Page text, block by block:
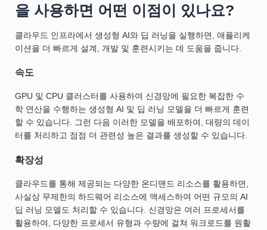
을 사용하면 어떤 이점이 있나요?
클라우드 인프라에서 생성형 AI와 딥 러닝을 실행하면, 애플리케
이션을 더 빠르게 설계, 개발 및 훈련시키는 데 도움을 줍니다.
속도
GPU 및 CPU 클러스터를 사용하여 신경망에 필요한 복잡한 수
학 연산을 수행하는 생성형 AI 및 딥 러닝 모델을 더 빠르게 훈련
할 수 있습니다. 그런 다음 이러한 모델을 배포하여, 대량의 데이
터를 처리하고 점점 더 관련성 높은 결과를 생성할 수 있습니다.
확장성
클라우드를 통해 제공되는 다양한 온디맨드 리소스를 활용하면,
사실상 무제한의 하드웨어 리소스에 액세스하여 어떤 규모의 AI
딥 러닝 모델도 처리할 수 있습니다. 신경망은 여러 프로세서를
활용하여, 다양한 프로세서 유형과 수량에 걸쳐 워크로드를 원활